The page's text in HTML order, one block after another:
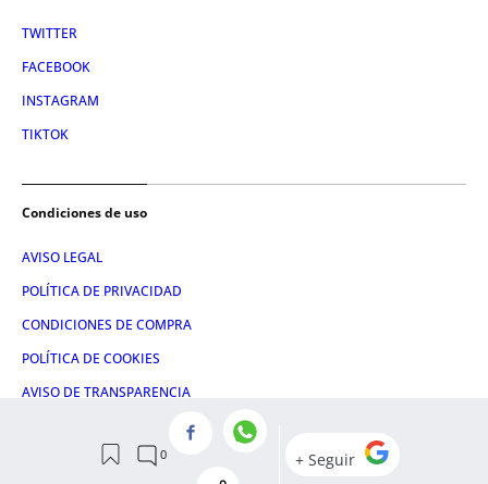
TWITTER
FACEBOOK
INSTAGRAM
TIKTOK
Condiciones de uso
AVISO LEGAL
POLÍTICA DE PRIVACIDAD
CONDICIONES DE COMPRA
POLÍTICA DE COOKIES
AVISO DE TRANSPARENCIA